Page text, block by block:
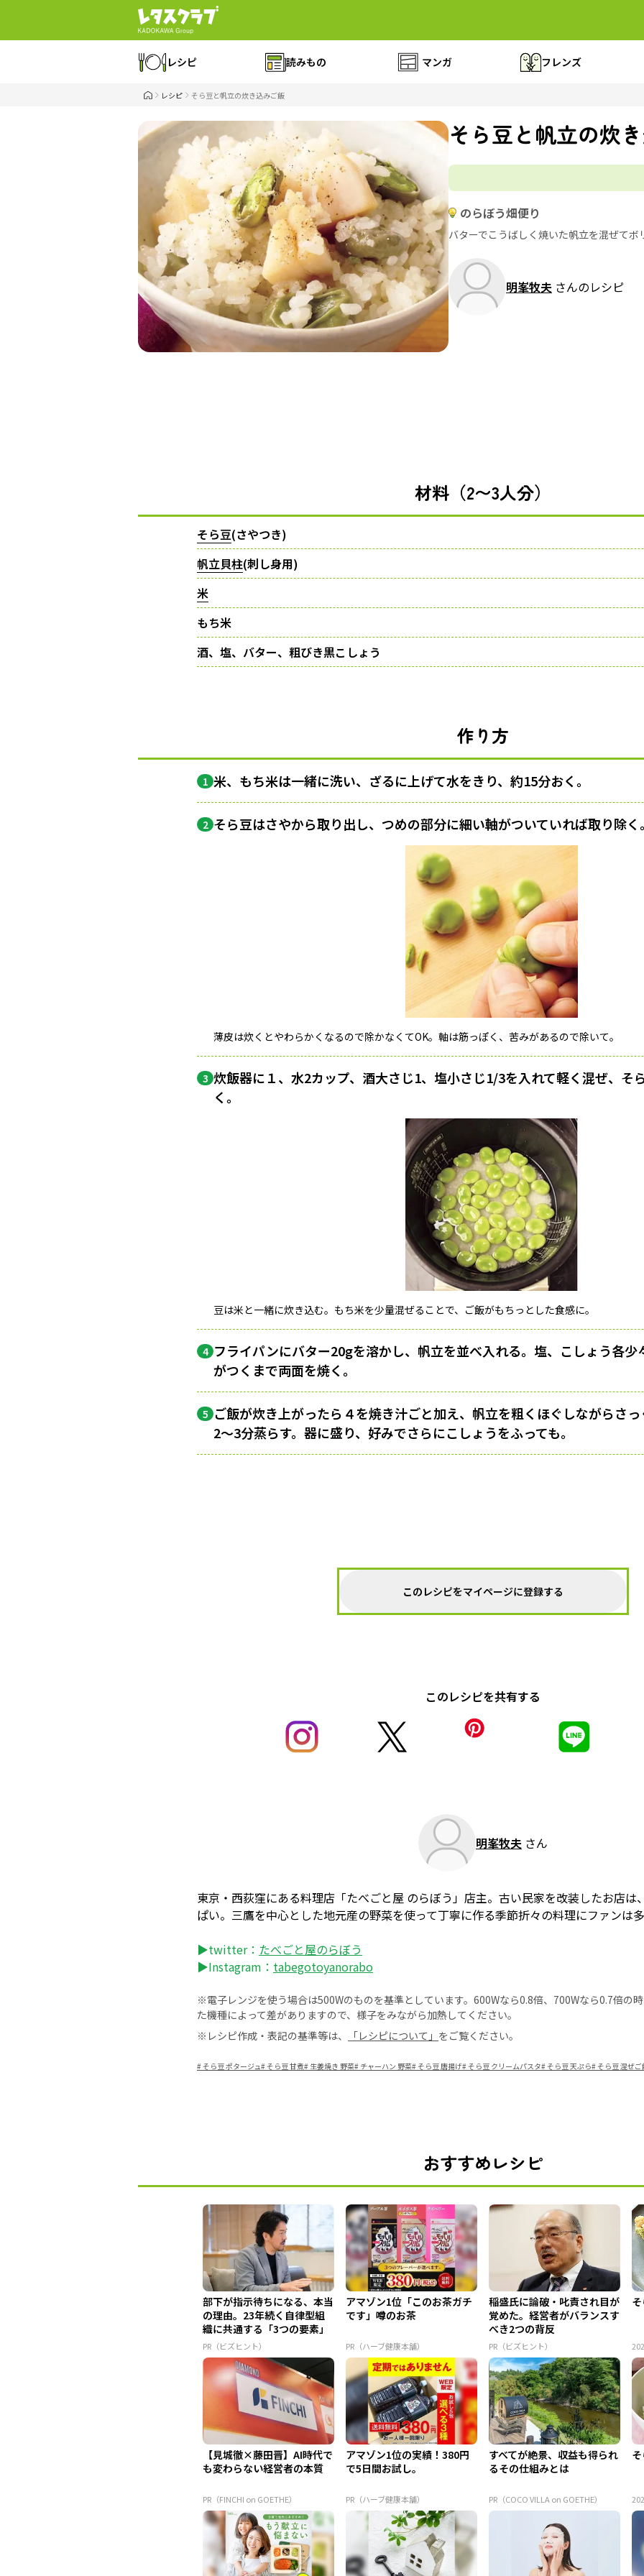
レシピ 読みもの マンガ フレンズ
レシピ そら豆と帆立の炊き込みご飯
そら豆と帆立の炊
のらぼう畑便り
バターでこうばしく焼いた帆立を混ぜて
明峯牧夫 さんのレシピ
材料（2〜3人分）
そら豆(さやつき)
帆立貝柱(刺し身用)
米
もち米
酒、塩、バター、粗びき黒こしょう
作り方
1 米、もち米は一緒に洗い、ざるに上げて水をきり、約15分おく。
2 そら豆はさやから取り出し、つめの部分に細い軸がついていれば取り除く
薄皮は炊くとやわらかくなるので除かなくてOK。軸は筋っぽく、苦みがあるので除いて。
3 炊飯器に１、水2カップ、酒大さじ1、塩小さじ1/3を入れて軽く混ぜ、そ
く。
豆は米と一緒に炊き込む。もち米を少量混ぜることで、ご飯がもちっとした食感に。
4 フライパンにバター20gを溶かし、帆立を並べ入れる。塩、こしょう各少
がつくまで両面を焼く。
5 ご飯が炊き上がったら４を焼き汁ごと加え、帆立を粗くほぐしながらさ
2〜3分蒸らす。器に盛り、好みでさらにこしょうをふっても。
このレシピをマイページに登録する
このレシピを共有する
明峯牧夫 さん
東京・西荻窪にある料理店「たべごと屋 のらぼう」店主。古い民家を改装したお店は
ぱい。三鷹を中心とした地元産の野菜を使って丁寧に作る季節折々の料理にファンは
▶twitter： たべごと屋のらぼう
▶Instagram： tabegotoyanorabo
※電子レンジを使う場合は500Wのものを基準としています。600Wなら0.8倍、700Wなら0.7倍の
た機種によって差がありますので、様子をみながら加熱してください。
※レシピ作成・表記の基準等は、
「レシピについて」 をご覧ください。
#そら豆 ポタージュ#そら豆 甘煮# 生姜焼き 野菜# チャーハン 野菜#そら豆 唐揚げ#そら豆 クリームパスタ#そら豆 天ぷら#そら豆 混ぜご
おすすめレシピ
部下が指示待ちになる、本当
の理由。23年続く自律型組
織に共通する「3つの要素」
PR（ビズヒント）
アマゾン1位「このお茶ガチ
です」噂のお茶
PR（ハーブ健康本舗）
稲盛氏に論破・叱責され目が
覚めた。経営者がバランスす
べき2つの背反
PR（ビズヒント）
【見城徹×藤田晋】AI時代で
も変わらない経営者の本質
PR（FINCHI on GOETHE）
アマゾン1位の実績！380円
で5日間お試し。
PR（ハーブ健康本舗）
すべてが絶景、収益も得られ
るその仕組みとは
PR（COCO VILLA on GOETHE）